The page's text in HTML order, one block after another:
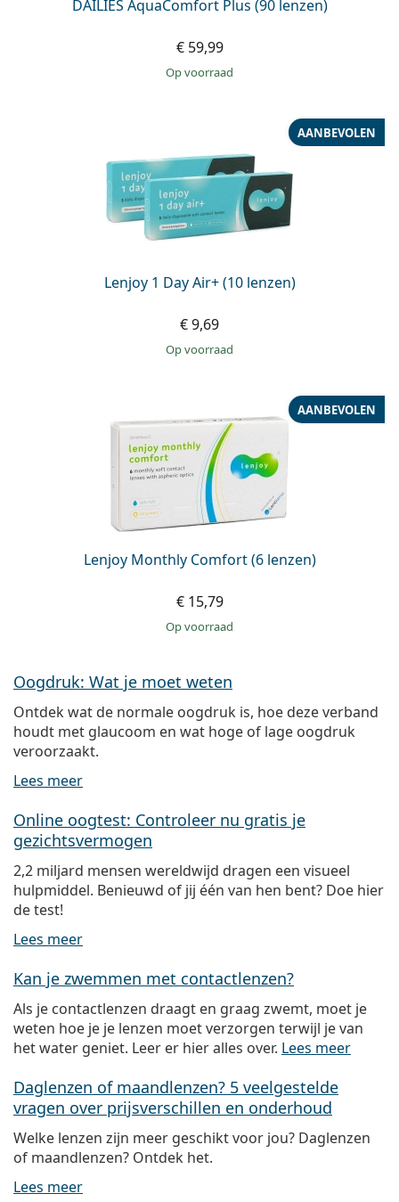
DAILIES AquaComfort Plus (90 lenzen)
€ 59,99
op voorraad
Lenjoy 1 Day Air+ (10 lenzen)
AANBEVOLEN
€ 9,69
op voorraad
Lenjoy Monthly Comfort (6 lenzen)
AANBEVOLEN
€ 15,79
op voorraad
Oogdruk: Wat je moet weten
Ontdek wat de normale oogdruk is, hoe deze verband
houdt met glaucoom en wat hoge of lage oogdruk
veroorzaakt.
Lees meer
Online oogtest: Controleer nu gratis je
gezichtsvermogen
2,2 miljard mensen wereldwijd dragen een visueel
hulpmiddel. Benieuwd of jij één van hen bent? Doe hier
de test!
Lees meer
Kan je zwemmen met contactlenzen?
Als je contactlenzen draagt en graag zwemt, moet je
weten hoe je je lenzen moet verzorgen terwijl je van
het water geniet. Leer er hier alles over. Lees meer
Daglenzen of maandlenzen? 5 veelgestelde
vragen over prijsverschillen en onderhoud
Welke lenzen zijn meer geschikt voor jou? Daglenzen
of maandlenzen? Ontdek het.
Lees meer